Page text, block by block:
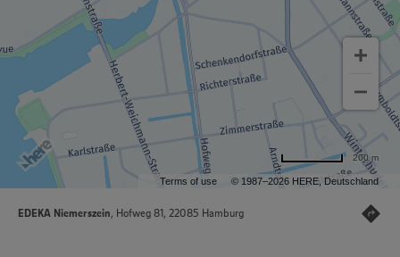
Terms of use © 1987–2026 HERE, Deutschland
200 m
EDEKA Niemerszein, Hofweg 81, 22085 Hamburg